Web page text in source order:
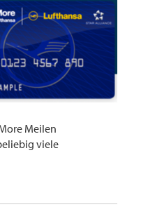
Meilen
viele